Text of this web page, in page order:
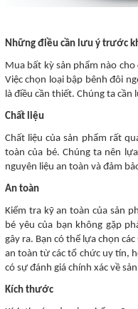
Những điều cần lưu ý trước
Mua bất kỳ sản phẩm nào
Việc chọn loại bập bênh đôi
là điều cần thiết. Chúng ta
Chất liệu
Chất liệu của sản phẩm rất
toàn của bé. Chúng ta nên
nguyên liệu an toàn và đảm
An toàn
Kiểm tra kỹ an toàn của sản
bé yêu của bạn không gặp
gây ra. Bạn có thể lựa chọn
an toàn từ các tổ chức uy tín,
có sự đánh giá chính xác về
Kích thước